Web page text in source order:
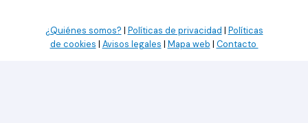
¿Quiénes somos? | Políticas de privacidad | Políticas
de cookies | Avisos legales | Mapa web | Contacto